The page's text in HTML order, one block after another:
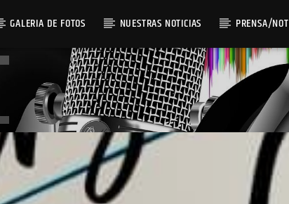
GALERIA DE FOTOS NUESTRAS NOTICIAS PRENSA/